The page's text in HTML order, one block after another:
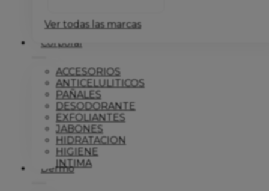
Ver todas las marcas
Corporal
ACCESORIOS
ANTICELULITICOS
PAÑALES
DESODORANTE
EXFOLIANTES
JABONES
HIDRATACION
HIGIENE
INTIMA
Dermo